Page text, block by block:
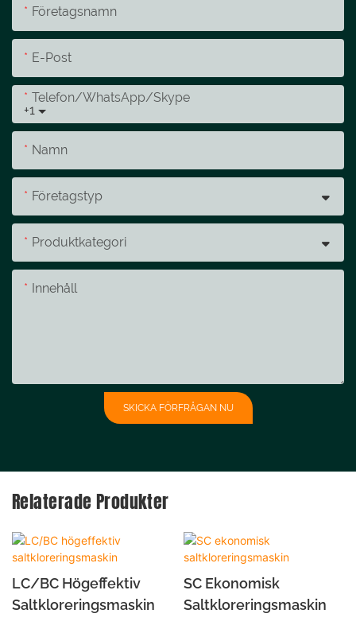
Företagsnamn
E-Post
+1
Telefon/whatsApp/skype
Namn
Företagstyp
Produktkategori
Innehåll
SKICKA FÖRFRÅGAN NU
Relaterade Produkter
LC/BC Högeffektiv
Saltkloreringsmaskin
SC Ekonomisk
Saltkloreringsmaskin